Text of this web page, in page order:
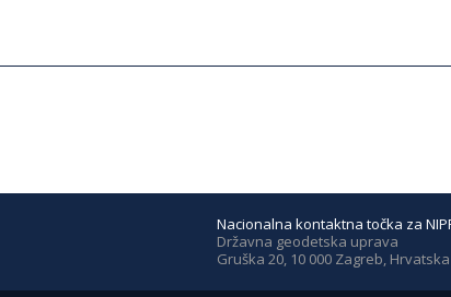
Nacionalna kontaktna točka za
Državna geodetska uprava
Gruška 20, 10 000 Zagreb, Hrvatska